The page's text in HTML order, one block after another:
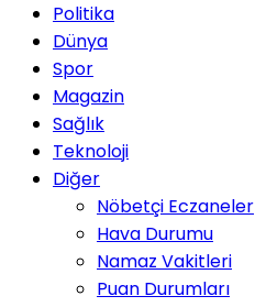
Politika
Dünya
Spor
Magazin
Sağlık
Teknoloji
Diğer
Nöbetçi Eczaneler
Hava Durumu
Namaz Vakitleri
Puan Durumları